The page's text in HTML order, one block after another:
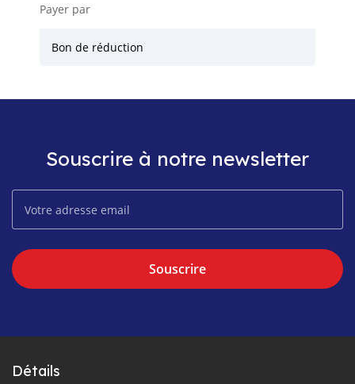
Payer par
Bon de réduction
Souscrire à notre newsletter
Souscrire
Détails